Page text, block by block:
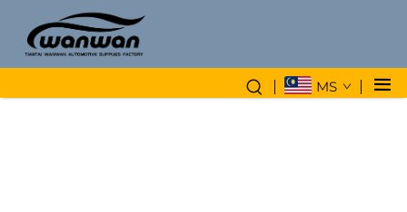
MS